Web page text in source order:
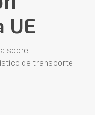
sobre
de transporte